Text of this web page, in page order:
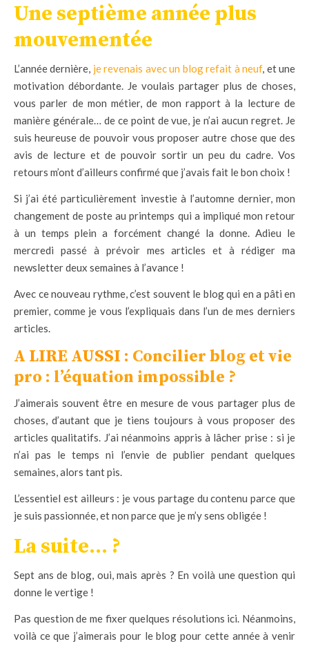
Une septième année plus
mouvementée
L’année dernière, je revenais avec un blog refait à neuf, et une
motivation débordante. Je voulais partager plus de choses,
vous parler de mon métier, de mon rapport à la lecture de
manière générale… de ce point de vue, je n’ai aucun regret. Je
suis heureuse de pouvoir vous proposer autre chose que des
avis de lecture et de pouvoir sortir un peu du cadre. Vos
retours m’ont d’ailleurs confirmé que j’avais fait le bon choix !
Si j’ai été particulièrement investie à l’automne dernier, mon
changement de poste au printemps qui a impliqué mon retour
à un temps plein a forcément changé la donne. Adieu le
mercredi passé à prévoir mes articles et à rédiger ma
newsletter deux semaines à l’avance !
Avec ce nouveau rythme, c’est souvent le blog qui en a pâti en
premier, comme je vous l’expliquais dans l’un de mes derniers
articles.
A LIRE AUSSI : Concilier blog et vie
pro : l’équation impossible ?
J’aimerais souvent être en mesure de vous partager plus de
choses, d’autant que je tiens toujours à vous proposer des
articles qualitatifs. J’ai néanmoins appris à lâcher prise : si je
n’ai pas le temps ni l’envie de publier pendant quelques
semaines, alors tant pis.
L’essentiel est ailleurs : je vous partage du contenu parce que
je suis passionnée, et non parce que je m’y sens obligée !
La suite… ?
Sept ans de blog, oui, mais après ? En voilà une question qui
donne le vertige !
Pas question de me fixer quelques résolutions ici. Néanmoins,
voilà ce que j’aimerais pour le blog pour cette année à venir